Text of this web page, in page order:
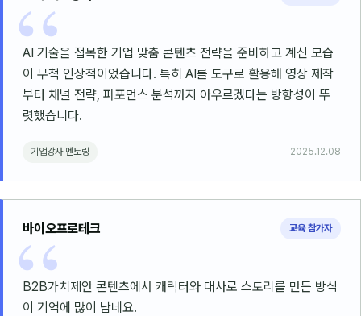
AI 기술을 접목한 기업 맞춤 콘텐츠 전략을 준비하고 계신 모습
이 무척 인상적이었습니다. 특히 AI를 도구로 활용해 영상 제작
부터 채널 전략, 퍼포먼스 분석까지 아우르겠다는 방향성이 뚜
렷했습니다.
기업강사 멘토링 2025.12.08
바이오프로테크 교육 참가자
B2B가치제안 콘텐츠에서 캐릭터와 대사로 스토리를 만든 방식
이 기억에 많이 남네요.